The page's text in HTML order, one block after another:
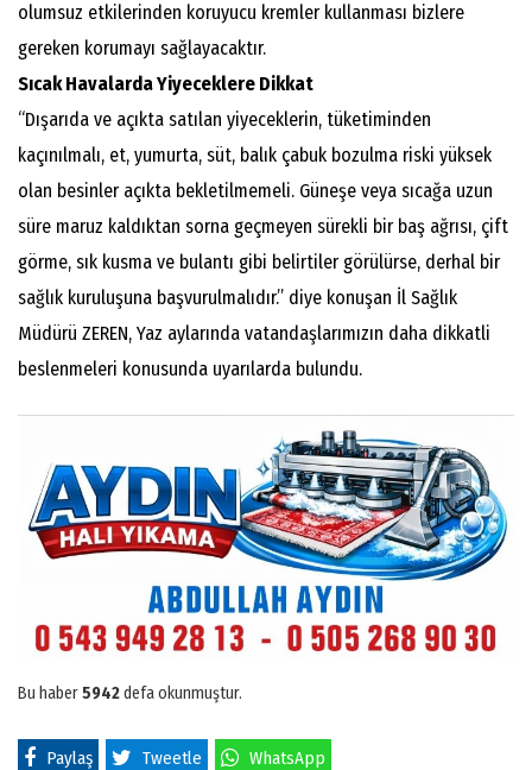
olumsuz etkilerinden koruyucu kremler kullanması bizlere
gereken korumayı sağlayacaktır.
Sıcak Havalarda Yiyeceklere Dikkat
“Dışarıda ve açıkta satılan yiyeceklerin, tüketiminden
kaçınılmalı, et, yumurta, süt, balık çabuk bozulma riski yüksek
olan besinler açıkta bekletilmemeli. Güneşe veya sıcağa uzun
süre maruz kaldıktan sorna geçmeyen sürekli bir baş ağrısı, çift
görme, sık kusma ve bulantı gibi belirtiler görülürse, derhal bir
sağlık kuruluşuna başvurulmalıdır.” diye konuşan İl Sağlık
Müdürü ZEREN, Yaz aylarında vatandaşlarımızın daha dikkatli
beslenmeleri konusunda uyarılarda bulundu.
Bu haber5942defa okunmuştur.
Paylaş Tweetle WhatsApp